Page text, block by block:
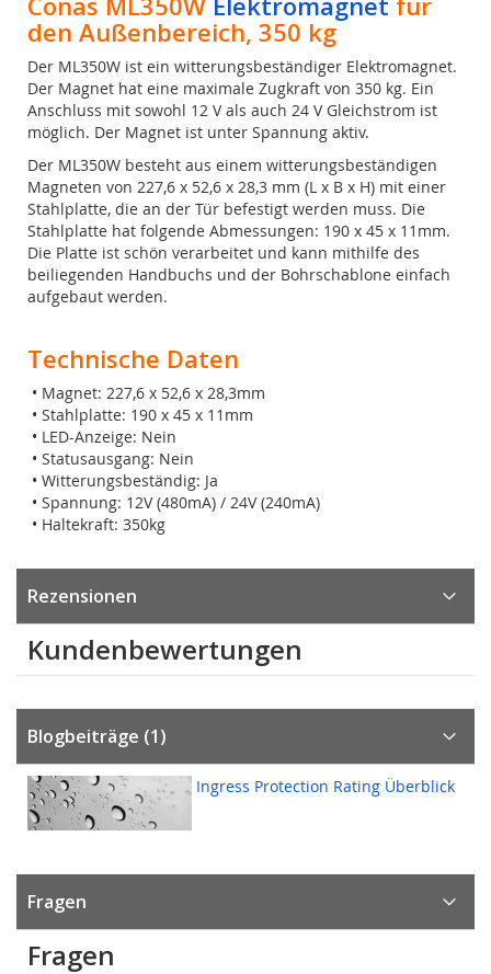
den Außenbereich, 350 kg
Der ML350W ist ein witterungsbeständiger Elektromagnet.
Der Magnet hat eine maximale Zugkraft von 350 kg. Ein
Anschluss mit sowohl 12 V als auch 24 V Gleichstrom ist
möglich. Der Magnet ist unter Spannung aktiv.
Der ML350W besteht aus einem witterungsbeständigen
Magneten von 227,6 x 52,6 x 28,3 mm (L x B x H) mit einer
Stahlplatte, die an der Tür befestigt werden muss. Die
Stahlplatte hat folgende Abmessungen: 190 x 45 x 11mm.
Die Platte ist schön verarbeitet und kann mithilfe des
beiliegenden Handbuchs und der Bohrschablone einfach
aufgebaut werden.
Technische Daten
• Magnet: 227,6 x 52,6 x 28,3mm
• Stahlplatte: 190 x 45 x 11mm
• LED-Anzeige: Nein
• Statusausgang: Nein
• Witterungsbeständig: Ja
• Spannung: 12V (480mA) / 24V (240mA)
• Haltekraft: 350kg
Rezensionen
Kundenbewertungen
Blogbeiträge (1)
Ingress Protection Rating Überblick
Fragen
Fragen